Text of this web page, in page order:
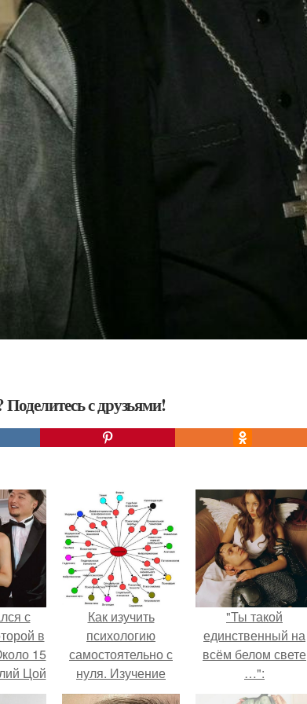
с друзьями!
с
в
15
Цой
Как изучить
психологию
самостоятельно с
нуля. Изучение
психологии: основы
"Ты такой
единственный на
всём белом свете
…":